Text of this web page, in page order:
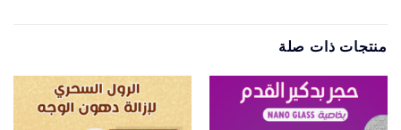
منتجات ذات صلة